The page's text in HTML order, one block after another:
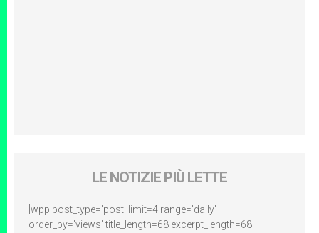
LE NOTIZIE PIÙ LETTE
[wpp post_type='post' limit=4 range='daily'
order_by='views' title_length=68 excerpt_length=68